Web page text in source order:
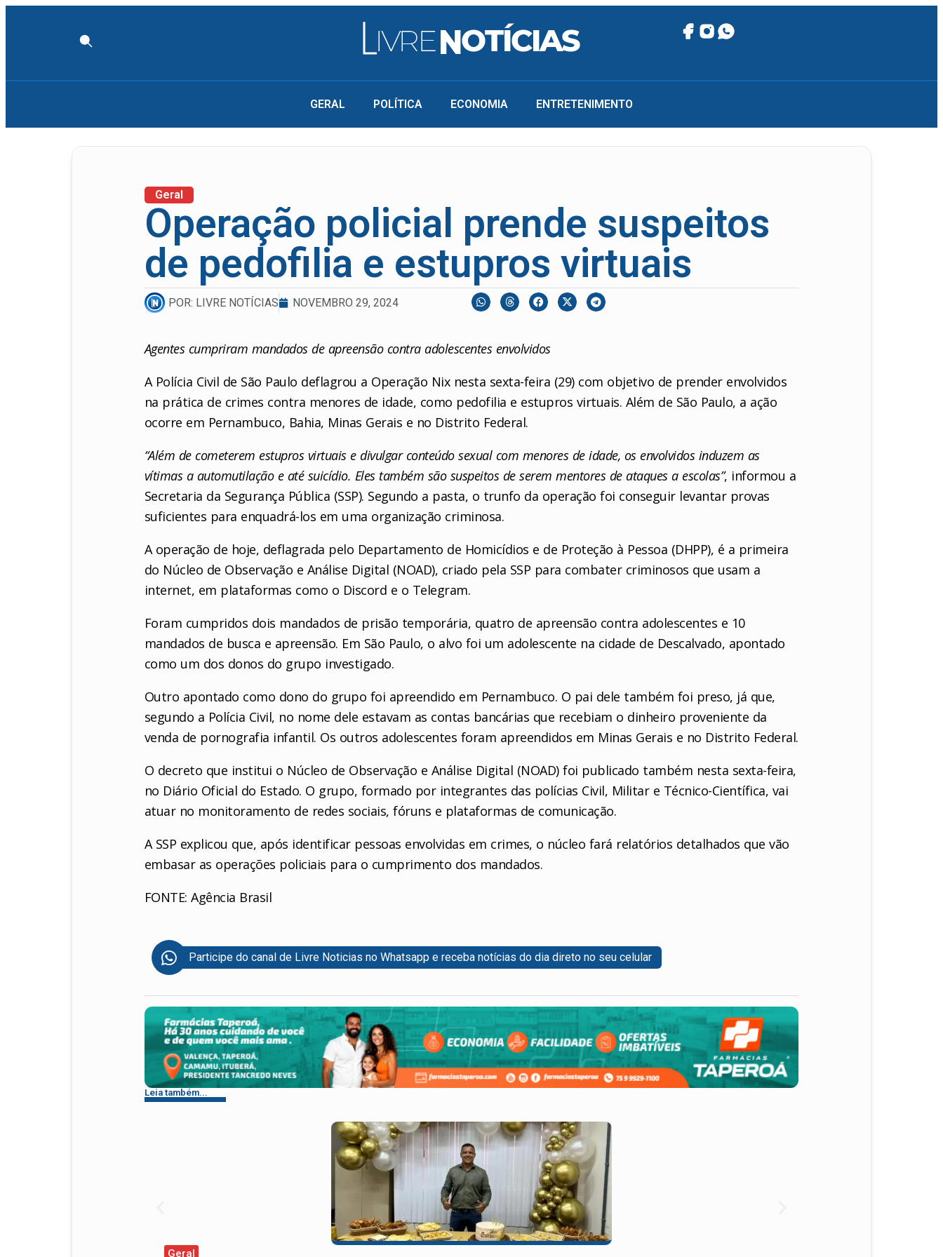
GERAL POLÍTICA ECONOMIA ENTRETENIMENTO
Geral
Operação policial prende suspeitos
de pedofilia e estupros virtuais
POR: LIVRE NOTÍCIAS NOVEMBRO 29, 2024
Agentes cumpriram mandados de apreensão contra adolescentes envolvidos
A Polícia Civil de São Paulo deflagrou a Operação Nix nesta sexta-feira (29) com objetivo de prender envolvidos
na prática de crimes contra menores de idade, como pedofilia e estupros virtuais. Além de São Paulo, a ação
ocorre em Pernambuco, Bahia, Minas Gerais e no Distrito Federal.
“Além de cometerem estupros virtuais e divulgar conteúdo sexual com menores de idade, os envolvidos induzem as
vítimas a automutilação e até suicídio. Eles também são suspeitos de serem mentores de ataques a escolas”, informou a
Secretaria da Segurança Pública (SSP). Segundo a pasta, o trunfo da operação foi conseguir levantar provas
suficientes para enquadrá-los em uma organização criminosa.
A operação de hoje, deflagrada pelo Departamento de Homicídios e de Proteção à Pessoa (DHPP), é a primeira
do Núcleo de Observação e Análise Digital (NOAD), criado pela SSP para combater criminosos que usam a
internet, em plataformas como o Discord e o Telegram.
Foram cumpridos dois mandados de prisão temporária, quatro de apreensão contra adolescentes e 10
mandados de busca e apreensão. Em São Paulo, o alvo foi um adolescente na cidade de Descalvado, apontado
como um dos donos do grupo investigado.
Outro apontado como dono do grupo foi apreendido em Pernambuco. O pai dele também foi preso, já que,
segundo a Polícia Civil, no nome dele estavam as contas bancárias que recebiam o dinheiro proveniente da
venda de pornografia infantil. Os outros adolescentes foram apreendidos em Minas Gerais e no Distrito Federal.
O decreto que institui o Núcleo de Observação e Análise Digital (NOAD) foi publicado também nesta sexta-feira,
no Diário Oficial do Estado. O grupo, formado por integrantes das polícias Civil, Militar e Técnico-Científica, vai
atuar no monitoramento de redes sociais, fóruns e plataformas de comunicação.
A SSP explicou que, após identificar pessoas envolvidas em crimes, o núcleo fará relatórios detalhados que vão
embasar as operações policiais para o cumprimento dos mandados.
FONTE: Agência Brasil
Participe do canal de Livre Noticias no Whatsapp e receba notícias do dia direto no seu celular
Leia também...
Geral